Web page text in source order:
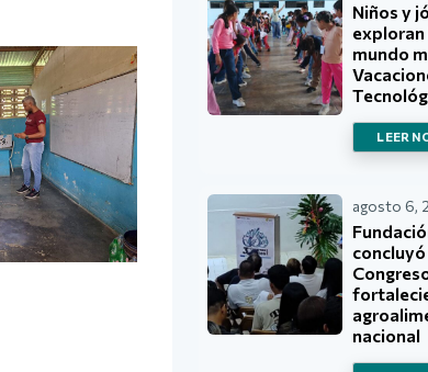
Niños y
exploran
mundo
LEER
agosto 6,
nacional